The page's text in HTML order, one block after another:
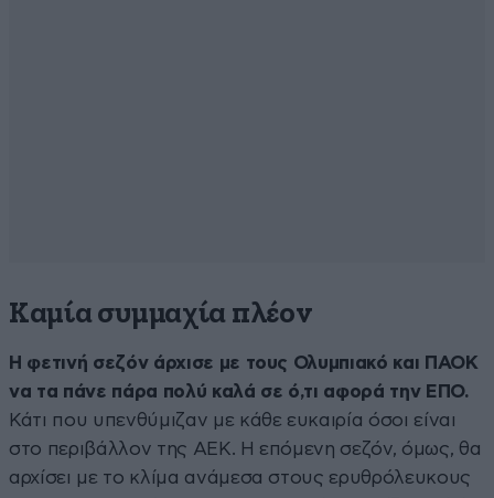
Καμία συμμαχία πλέον
Η φετινή σεζόν άρχισε με τους Ολυμπιακό και ΠΑΟΚ
να τα πάνε πάρα πολύ καλά σε ό,τι αφορά την ΕΠΟ.
Κάτι που υπενθύμιζαν με κάθε ευκαιρία όσοι είναι
στο περιβάλλον της ΑΕΚ. Η επόμενη σεζόν, όμως, θα
αρχίσει με το κλίμα ανάμεσα στους ερυθρόλευκους